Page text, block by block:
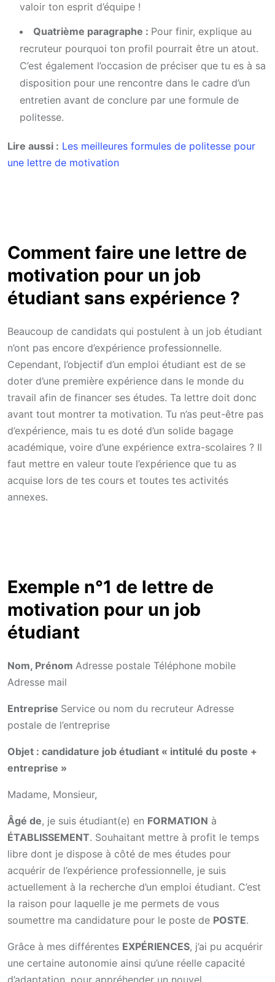
valoir ton esprit d’équipe !
Quatrième paragraphe : Pour finir, explique au
recruteur pourquoi ton profil pourrait être un atout.
C’est également l’occasion de préciser que tu es à sa
disposition pour une rencontre dans le cadre d’un
entretien avant de conclure par une formule de
politesse.
Lire aussi : Les meilleures formules de politesse pour
une lettre de motivation
Comment faire une lettre de
motivation pour un job
étudiant sans expérience ?
Beaucoup de candidats qui postulent à un job étudiant
n’ont pas encore d’expérience professionnelle.
Cependant, l’objectif d’un emploi étudiant est de se
doter d’une première expérience dans le monde du
travail afin de financer ses études. Ta lettre doit donc
avant tout montrer ta motivation. Tu n’as peut-être pas
d’expérience, mais tu es doté d’un solide bagage
académique, voire d’une expérience extra-scolaires ? Il
faut mettre en valeur toute l’expérience que tu as
acquise lors de tes cours et toutes tes activités
annexes.
Exemple n°1 de lettre de
motivation pour un job
étudiant
Nom, Prénom Adresse postale Téléphone mobile
Adresse mail
Entreprise Service ou nom du recruteur Adresse
postale de l’entreprise
Objet : candidature job étudiant « intitulé du poste +
entreprise »
Madame, Monsieur,
Âgé de, je suis étudiant(e) en FORMATION à
ÉTABLISSEMENT. Souhaitant mettre à profit le temps
libre dont je dispose à côté de mes études pour
acquérir de l’expérience professionnelle, je suis
actuellement à la recherche d’un emploi étudiant. C’est
la raison pour laquelle je me permets de vous
soumettre ma candidature pour le poste de POSTE.
Grâce à mes différentes EXPÉRIENCES, j’ai pu acquérir
une certaine autonomie ainsi qu’une réelle capacité